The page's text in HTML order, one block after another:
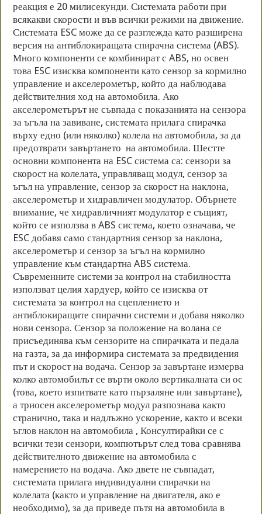
реакция е 20 милисекунди. Системата работи при
всякакви скорости и във всички режими на движение.
Системата ESC може да се разглежда като разширена
версия на антиблокиращата спирачна система (ABS).
Много компоненти се комбинират с ABS, но освен
това ESC изисква компоненти като сензор за кормилно
управление и акселерометър, който да наблюдава
действителния ход на автомобила. Ако
акселерометърът не съвпада с показанията на сензора
за ъгъла на завиване, системата прилага спирачка
върху едно (или няколко) колела на автомобила, за да
предотврати завъртането на автомобила. Шестте
основни компонента на ESC система са: сензори за
скорост на колелата, управляващ модул, сензор за
ъгъл на управление, сензор за скорост на наклона,
акселерометър и хидравличен модулатор. Обърнете
внимание, че хидравличният модулатор е същият,
който се използва в ABS система, което означава, че
ESC добавя само стандартния сензор за наклона,
акселерометър и сензор за ъгъл на кормилно
управление към стандартна ABS система.
Съвременните системи за контрол на стабилността
използват целия хардуер, който се изисква от
системата за контрол на сцеплението и
антиблокиращите спирачни системи и добавя няколко
нови сензора. Сензор за положение на волана се
присъединява към сензорите на спирачката и педала
на газта, за да информира системата за предвидения
път и скорост на водача. Сензор за завъртане измерва
колко автомобилът се върти около вертикалната си ос
(това, което изпитвате като пързаляне или завъртане),
а триосен акселерометър модул разпознава както
странично, така и надлъжно ускорение, както и всеки
ъглов наклон на автомобила , Консултирайки се с
всички тези сензори, компютърът след това сравнява
действителното движение на автомобила с
намерението на водача. Ако двете не съвпадат,
системата прилага индивидуални спирачки на
колелата (както и управление на двигателя, ако е
необходимо), за да приведе пътя на автомобила в